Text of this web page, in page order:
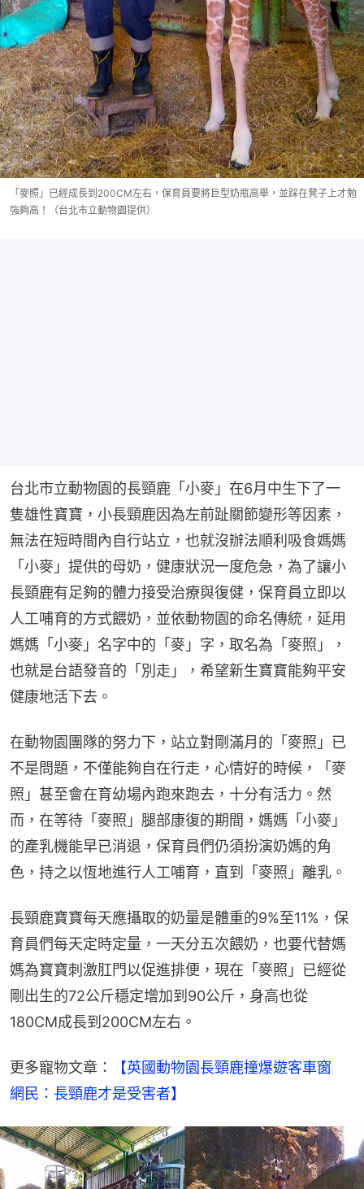
「麥照」已經成長到200CM左右，保育員要將巨型奶瓶高舉，並踩在凳子上才勉
強夠高！（台北市立動物園提供）
台北市立動物園的長頸鹿「小麥」在6月中生下了一
隻雄性寶寶，小長頸鹿因為左前趾關節變形等因素，
無法在短時間內自行站立，也就沒辦法順利吸食媽媽
「小麥」提供的母奶，健康狀況一度危急，為了讓小
長頸鹿有足夠的體力接受治療與復健，保育員立即以
人工哺育的方式餵奶，並依動物園的命名傳統，延用
媽媽「小麥」名字中的「麥」字，取名為「麥照」，
也就是台語發音的「別走」，希望新生寶寶能夠平安
健康地活下去。
在動物園團隊的努力下，站立對剛滿月的「麥照」已
不是問題，不僅能夠自在行走，心情好的時候，「麥
照」甚至會在育幼場內跑來跑去，十分有活力。然
而，在等待「麥照」腿部康復的期間，媽媽「小麥」
的產乳機能早已消退，保育員們仍須扮演奶媽的角
色，持之以恆地進行人工哺育，直到「麥照」離乳。
長頸鹿寶寶每天應攝取的奶量是體重的9%至11%，保
育員們每天定時定量，一天分五次餵奶，也要代替媽
媽為寶寶刺激肛門以促進排便，現在「麥照」已經從
剛出生的72公斤穩定增加到90公斤，身高也從
180CM成長到200CM左右。
更多寵物文章：
【英國動物園長頸鹿撞爆遊客車窗
網民：長頸鹿才是受害者】